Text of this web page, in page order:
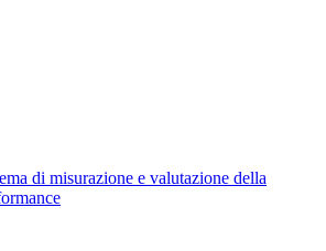
di misurazione e valutazione della